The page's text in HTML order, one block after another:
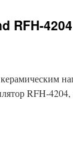
RFH-
RFH-